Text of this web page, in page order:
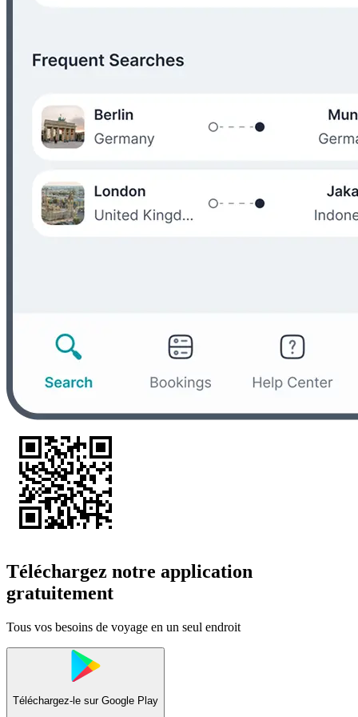
Téléchargez notre application
gratuitement
Tous vos besoins de voyage en un seul endroit
Téléchargez-le sur Google Play